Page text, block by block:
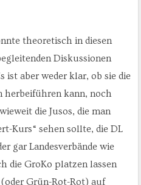
theoretisch in diesen
Diskussionen
ist aber weder klar, ob sie die
herbeiführen kann, noch
die Jusos, die man
Kurs“ sehen sollte, die DL
gar Landesverbände wie
die GroKo platzen lassen
Grün-Rot-Rot) auf